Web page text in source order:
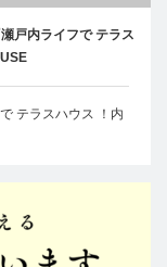
戸内ライフで テラス
テラスハウス ！内